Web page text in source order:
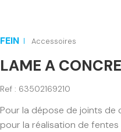
FEIN Accessoires
LAME A
Ref : 63502169210
Pour la dépose de joints de
pour la réalisation de